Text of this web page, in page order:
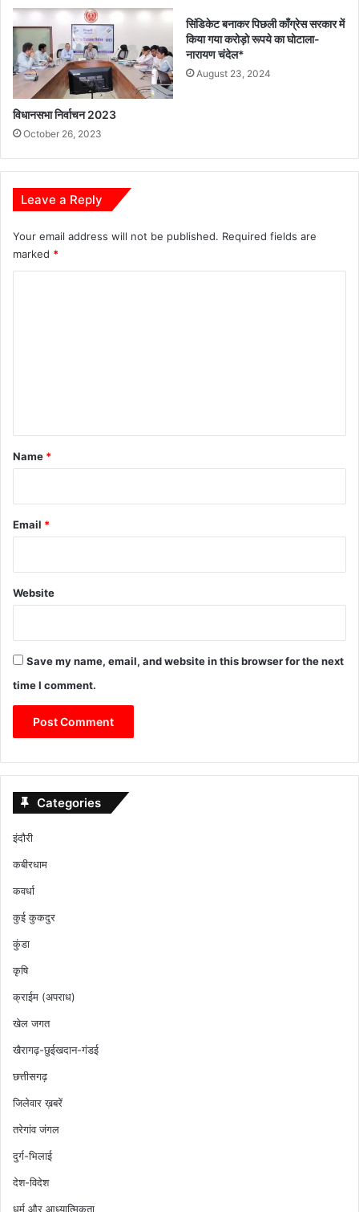
विधानसभा निर्वाचन 2023
October 26, 2023
सिंडिकेट बनाकर पिछली काँग्रेस सरकार में
किया गया करोड़ो रूपये का घोटाला-
नारायण चंदेल*
August 23, 2024
Leave a Reply
Your email address will not be published. Required fields are
marked *
*
Name *
Email *
Website
Save my name, email, and website in this browser for the next
time I comment.
Categories
इंदौरी
कबीरधाम
कवर्धा
कुई कुकदुर
कुंडा
कृषि
क्राईम (अपराध)
खेल जगत
खैरागढ़-छुईखदान-गंडई
छत्तीसगढ़
जिलेवार ख़बरें
तरेगांव जंगल
दुर्ग-भिलाई
देश-विदेश
धर्म और आध्यात्मिकता